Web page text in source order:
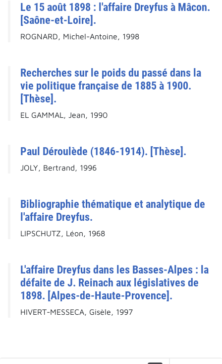
Le 15 août 1898 : l'affaire Dreyfus à Mâcon.
[Saône-et-Loire].
ROGNARD, Michel-Antoine, 1998
Recherches sur le poids du passé dans la
vie politique française de 1885 à 1900.
[Thèse].
EL GAMMAL, Jean, 1990
Paul Déroulède (1846-1914). [Thèse].
JOLY, Bertrand, 1996
Bibliographie thématique et analytique de
l'affaire Dreyfus.
LIPSCHUTZ, Léon, 1968
L'affaire Dreyfus dans les Basses-Alpes : la
défaite de J. Reinach aux législatives de
1898. [Alpes-de-Haute-Provence].
HIVERT-MESSECA, Gisèle, 1997